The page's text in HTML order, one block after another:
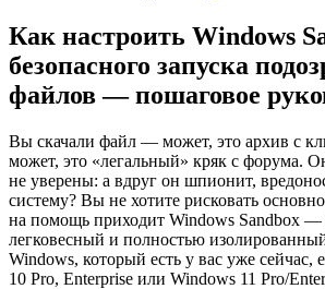
Как настроить Windows
безопасного запуска
файлов — пошаговое
Вы скачали файл — может, это архив с
может, это «легальный» кряк с форума.
не уверены: а вдруг он шпионит,
систему? Вы не хотите рисковать
на помощь приходит Windows Sandbox —
легковесный и полностью
Windows, который есть у вас уже сейчас,
10 Pro, Enterprise или Windows 11 Pro/